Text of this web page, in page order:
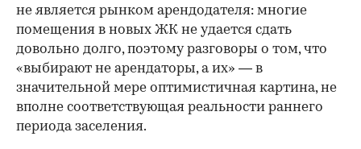
не является рынком арендодателя: многие
помещения в новых ЖК не удается сдать
довольно долго, поэтому разговоры о том, что
«выбирают не арендаторы, а их» — в
значительной мере оптимистичная картина, не
вполне соответствующая реальности раннего
периода заселения.